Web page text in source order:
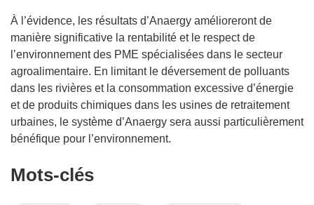
l
l
e
f
e
n
ê
t
À l’évidence, les résultats d’Anaergy amélioreront de
manière significative la rentabilité et le respect de
l’environnement des PME spécialisées dans le secteur
agroalimentaire. En limitant le déversement de polluants
dans les rivières et la consommation excessive d’énergie
et de produits chimiques dans les usines de retraitement
urbaines, le système d’Anaergy sera aussi particulièrement
bénéfique pour l’environnement.
Mots‑clés